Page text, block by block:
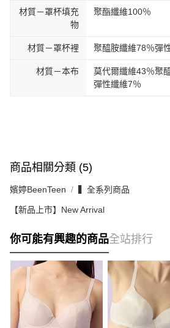
材質－罩杯填充
物
聚酯纖維100％
材質－罩杯裡 聚醯胺纖維78％彈
材質－本布
莫代爾纖維43％聚
彈性纖維7％
商品相關分類 (5)
嬪婷BeenTeen ▍全系列商品
【新品上市】New Arrival
你可能有興趣的商品全站排行